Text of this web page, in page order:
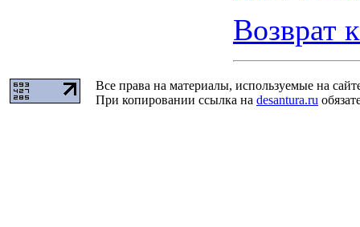
Возврат
Все права на материалы, используемые на
При копировании ссылка на desantura.ru